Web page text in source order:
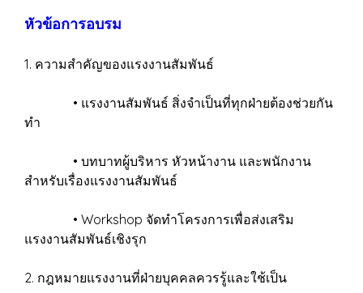
หัวข้อการอบรม
1. ความสำคัญของแรงงานสัมพันธ์
• แรงงานสัมพันธ์ สิ่งจำเป็นที่ทุกฝ่ายต้องช่วยกัน
ทำ
• บทบาทผู้บริหาร หัวหน้างาน และพนักงาน
สำหรับเรื่องแรงงานสัมพันธ์
• Workshop จัดทำโครงการเพื่อส่งเสริม
แรงงานสัมพันธ์เชิงรุก
2. กฎหมายแรงงานที่ฝ่ายบุคคลควรรู้และใช้เป็น